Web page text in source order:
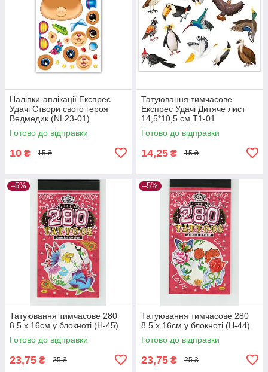
Наліпки-аплікації Експрес
Удачі Створи свого героя
Ведмедик (NL23-01)
Готово до відправки
10 ₴ 15 ₴
Татуювання тимчасове
Експрес Удачі Дитяче лист
14,5*10,5 см Т1-01
Готово до відправки
14,25 ₴ 15 ₴
–5%
Татуювання тимчасове 280
8.5 х 16см у блокноті (H-45)
Готово до відправки
23,75 ₴ 25 ₴
–5%
Татуювання тимчасове 280
8.5 х 16см у блокноті (H-44)
Готово до відправки
23,75 ₴ 25 ₴